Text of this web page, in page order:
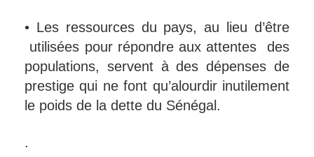
• Les ressources du pays, au lieu d’être
utilisées pour répondre aux attentes des
populations, servent à des dépenses de
prestige qui ne font qu’alourdir inutilement
le poids de la dette du Sénégal.
.